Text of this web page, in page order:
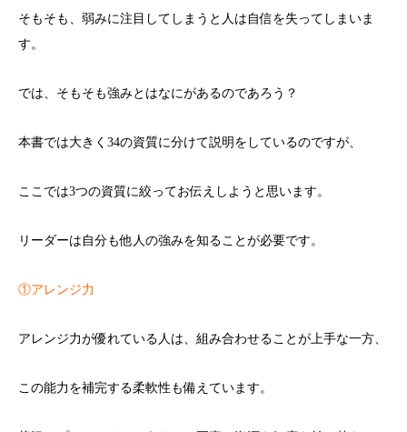
そもそも、弱みに注目してしまうと人は自信を失ってしまいま
す。
では、そもそも強みとはなにがあるのであろう？
本書では大きく34の資質に分けて説明をしているのですが、
ここでは3つの資質に絞ってお伝えしようと思います。
リーダーは自分も他人の強みを知ることが必要です。
①アレンジ力
アレンジ力が優れている人は、組み合わせることが上手な一方、
この能力を補完する柔軟性も備えています。